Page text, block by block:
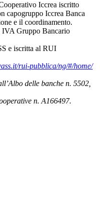
Iccrea iscritto
capogruppo Iccrea Banca
e il coordinamento.
IVA Gruppo Bancario
e iscritta al RUI
rui-pubblica/ng/#/home/
delle banche n. 5502,
n. A166497.